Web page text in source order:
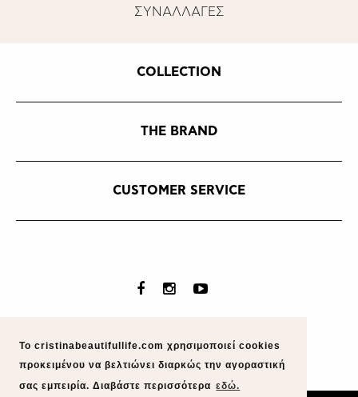
Το cristinabeautifullife.com χρησιμοποιεί cookies
προκειμένου να βελτιώνει διαρκώς την αγοραστική
σας εμπειρία. Διαβάστε περισσότερα εδώ.
ΣΥΝΑΛΛΑΓΕΣ
COLLECTION
THE BRAND
CUSTOMER SERVICE